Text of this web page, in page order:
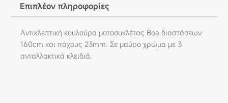
Επιπλέον πληροφορίες
Aντικλεπτική κουλούρα μοτοσυκλέτας Boa διαστάσεων
160cm και πάχους 23mm. Σε μαύρο χρώμα με 3
ανταλλακτικά κλειδιά.